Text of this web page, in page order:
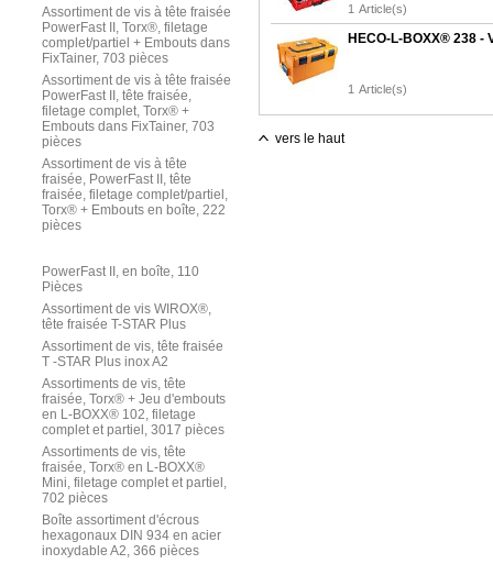
Assortiment de vis à tête fraisée
PowerFast II, Torx®, filetage
complet/partiel + Embouts dans
FixTainer, 703 pièces
Assortiment de vis à tête fraisée
PowerFast II, tête fraisée,
filetage complet, Torx® +
Embouts dans FixTainer, 703
pièces
Assortiment de vis à tête
fraisée, PowerFast II, tête
fraisée, filetage complet/partiel,
Torx® + Embouts en boîte, 222
pièces
PowerFast II, en boîte, 110
Pièces
Assortiment de vis WIROX®,
tête fraisée T-STAR Plus
Assortiment de vis, tête fraisée
T -STAR Plus inox A2
Assortiments de vis, tête
fraisée, Torx® + Jeu d'embouts
en L-BOXX® 102, filetage
complet et partiel, 3017 pièces
Assortiments de vis, tête
fraisée, Torx® en L-BOXX®
Mini, filetage complet et partiel,
702 pièces
Boîte assortiment d'écrous
hexagonaux DIN 934 en acier
inoxydable A2, 366 pièces
1 Article(s)
HECO-L-BOXX® 238 -
1 Article(s)
vers le haut